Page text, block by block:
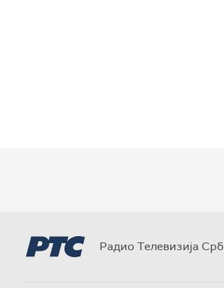
Радио Телевизија